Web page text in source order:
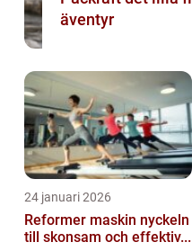
äventyr
24 januari 2026
Reformer maskin nyckeln
till skonsam och effektiv...